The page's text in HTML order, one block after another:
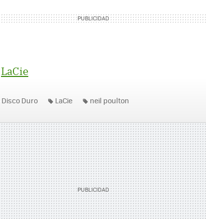
LaCie
Disco Duro LaCie neil poulton